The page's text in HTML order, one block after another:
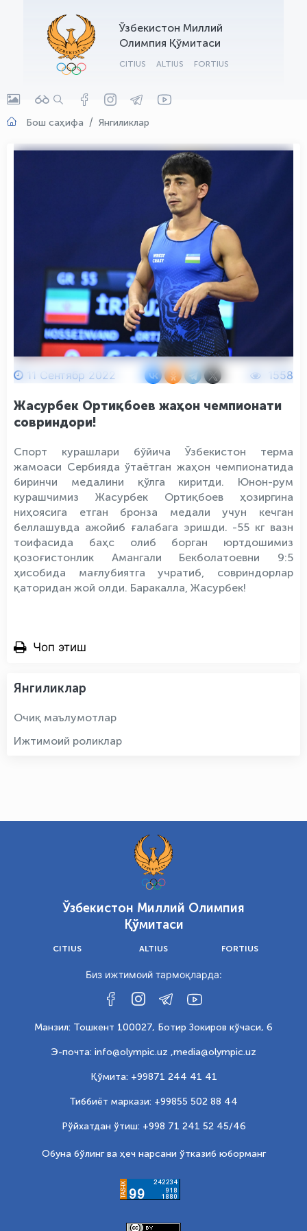
Ўзбекистон Миллий
Олимпия Қўмитаси
CITIUS ALTIUS FORTIUS
Бош саҳифа Янгиликлар
11 Сентябр 2022 1558
Жасурбек Ортиқбоев жаҳон чемпионати
совриндори!
Спорт курашлари бўйича Ўзбекистон терма
жамоаси Сербияда ўтаётган жаҳон чемпионатида
биринчи медалини қўлга киритди. Юнон-рум
курашчимиз Жасурбек Ортиқбоев ҳозиргина
ниҳоясига етган бронза медали учун кечган
беллашувда ажойиб ғалабага эришди. -55 кг вазн
тоифасида баҳс олиб борган юртдошимиз
қозоғистонлик Амангали Бекболатоевни 9:5
ҳисобида мағлубиятга учратиб, совриндорлар
қаторидан жой олди. Баракалла, Жасурбек!
Чоп этиш
Янгиликлар
Очиқ маълумотлар
Ижтимоий роликлар
Ўзбекистон Миллий Олимпия
Қўмитаси
CITIUS ALTIUS FORTIUS
Биз ижтимоий тармоқларда:
Манзил: Тошкент 100027, Ботир Зокиров кўчаси, 6
Э-почта: info@olympic.uz ,media@olympic.uz
Қўмита: +99871 244 41 41
Тиббиёт маркази: +99855 502 88 44
Рўйхатдан ўтиш: +998 71 241 52 45/46
Обуна бўлинг ва ҳеч нарсани ўтказиб юборманг
OLYMPCHIK AI - yordamchi
Онлайн · olympic.uz